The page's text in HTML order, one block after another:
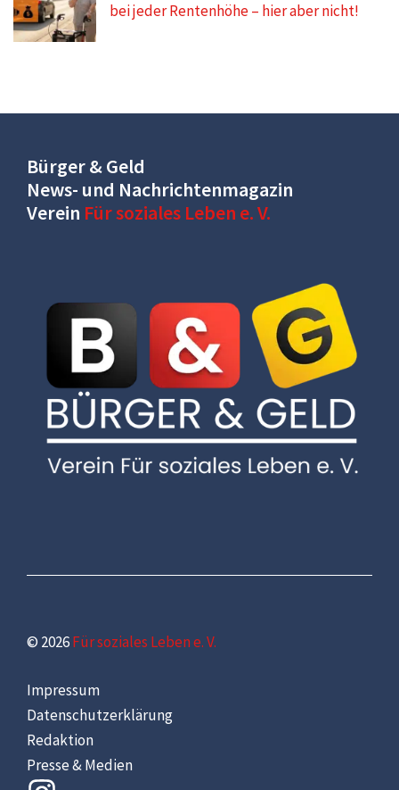
bei jeder Rentenhöhe – hier aber nicht!
Bürger & Geld
News- und Nachrichtenmagazin
Verein Für soziales Leben e. V.
© 2026Für soziales Leben e. V.
Impressum
Datenschutzerklärung
Redaktion
Presse & Medien